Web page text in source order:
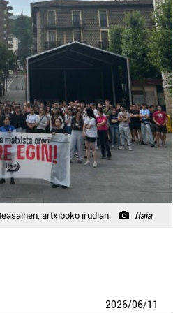
artxiboko irudian. Itaia
2026/06/11